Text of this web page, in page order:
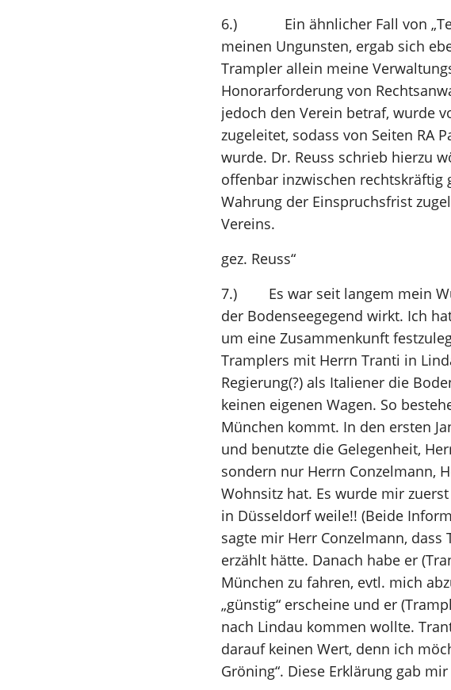
6.) Ein ähnlicher Fall von
meinen Ungunsten, ergab sich
Trampler allein meine
Honorarforderung von
jedoch den Verein betraf, wurde
zugeleitet, sodass von Seiten RA
wurde. Dr. Reuss schrieb hierzu
offenbar inzwischen rechtskräftig
Wahrung der Einspruchsfrist
Vereins.
gez. Reuss“
7.) Es war seit langem mein
der Bodenseegegend wirkt. Ich
um eine Zusammenkunft
Tramplers mit Herrn Tranti in
Regierung(?) als Italiener die
keinen eigenen Wagen. So
München kommt. In den ersten
und benutzte die Gelegenheit,
sondern nur Herrn Conzelmann,
Wohnsitz hat. Es wurde mir
in Düsseldorf weile!! (Beide
sagte mir Herr Conzelmann,
erzählt hätte. Danach habe er
München zu fahren, evtl. mich
„günstig“ erscheine und er
nach Lindau kommen wollte.
darauf keinen Wert, denn ich
Gröning“. Diese Erklärung gab